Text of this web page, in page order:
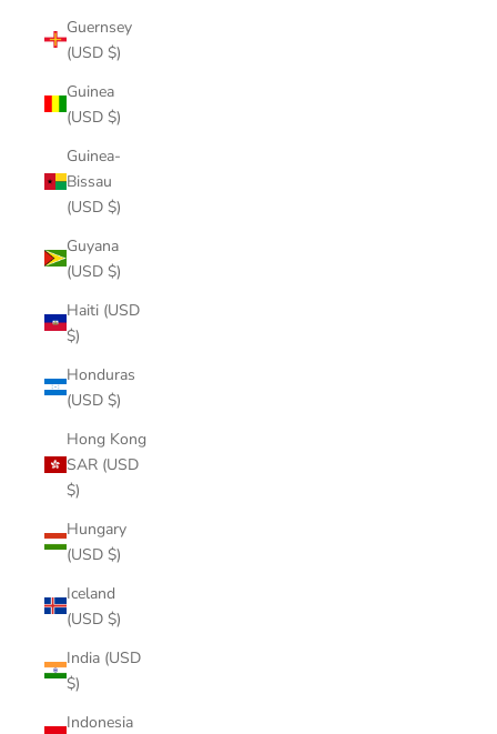
Guernsey
(USD $)
Guinea
(USD $)
Guinea-
Bissau
(USD $)
Guyana
(USD $)
Haiti (USD
$)
Honduras
(USD $)
Hong Kong
SAR (USD
$)
Hungary
(USD $)
Iceland
(USD $)
India (USD
$)
Indonesia